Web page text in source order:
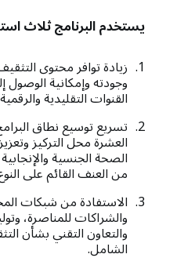
يستخدم البرنامج ثلاث
زيادة توافر محتوى
وجودته وإمكانية الوصول
القنوات التقليدية
تسريع توسيع نطاق
العشرة محل التركيز
الصحة الجنسية
من العنف القائم على
الاستفادة من شبكات
والشراكات للمناصرة،
والتعاون التقني بشأن
الشامل.